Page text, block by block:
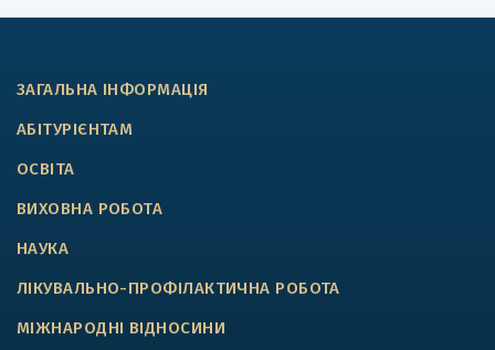
ЗАГАЛЬНА ІНФОРМАЦІЯ
АБІТУРІЄНТАМ
ОСВІТА
ВИХОВНА РОБОТА
НАУКА
ЛІКУВАЛЬНО-ПРОФІЛАКТИЧНА РОБОТА
МІЖНАРОДНІ ВІДНОСИНИ